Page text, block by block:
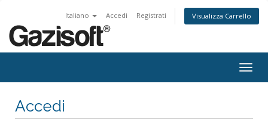
Italiano Accedi Registrati Visualizza Carrello
Accedi